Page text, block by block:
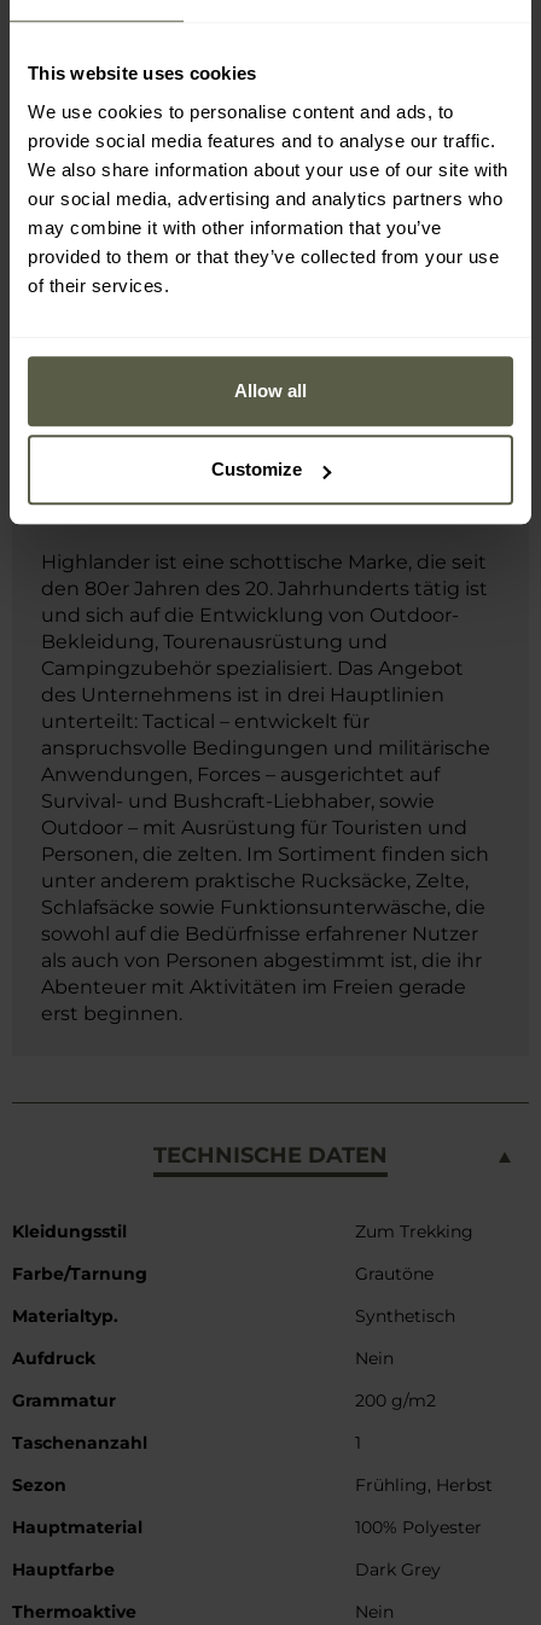
This website uses cookies
We use cookies to personalise content and ads, to
provide social media features and to analyse our traffic.
We also share information about your use of our site with
our social media, advertising and analytics partners who
may combine it with other information that you’ve
provided to them or that they’ve collected from your use
of their services.
Allow all
Customize
Konstruktion mit verstärkten Nähten
Viertelreißverschluss
Reißverschlusstasche
elastische Bündchen
Herstellerinformation und Sicherheit
MILITARY ist Exklusivdistributor der Marke
Highlander.
Highlander ist eine schottische Marke, die seit
den 80er Jahren des 20. Jahrhunderts tätig ist
und sich auf die Entwicklung von Outdoor-
Bekleidung, Tourenausrüstung und
Campingzubehör spezialisiert. Das Angebot
des Unternehmens ist in drei Hauptlinien
unterteilt: Tactical – entwickelt für
anspruchsvolle Bedingungen und militärische
Anwendungen, Forces – ausgerichtet auf
Survival- und Bushcraft-Liebhaber, sowie
Outdoor – mit Ausrüstung für Touristen und
Personen, die zelten. Im Sortiment finden sich
unter anderem praktische Rucksäcke, Zelte,
Schlafsäcke sowie Funktionsunterwäsche, die
sowohl auf die Bedürfnisse erfahrener Nutzer
als auch von Personen abgestimmt ist, die ihr
Abenteuer mit Aktivitäten im Freien gerade
erst beginnen.
TECHNISCHE DATEN
Weitere
Kleidungsstil
Zum Trekking
Farbe/Tarnung
Grautöne
Materialtyp.
Synthetisch
Aufdruck
Nein
Grammatur
200 g/m2
Taschenanzahl
1
Sezon
Frühling, Herbst
Hauptmaterial
100% Polyester
Hauptfarbe
Dark Grey
Thermoaktive
Nein